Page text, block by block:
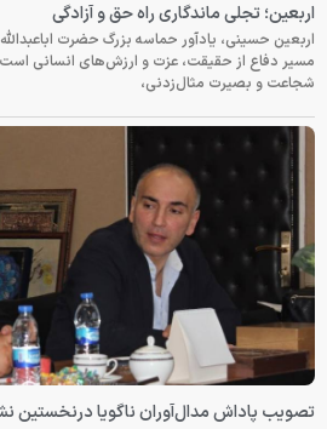
اربعین؛ تجلی ماندگاری راه حق و آزادگی
اربعین حسینی، یادآور حماسه بزرگ حضرت
مسیر دفاع از حقیقت، عزت و ارزش‌های انسانی
شجاعت و بصیرت مثال‌زدنی،
تصویب پاداش مدال‌آوران ناگویا درنخستین